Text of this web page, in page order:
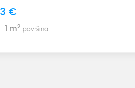
3 €
1 m2 površina